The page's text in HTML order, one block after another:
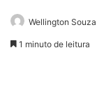
Wellington Souza
1 minuto de leitura